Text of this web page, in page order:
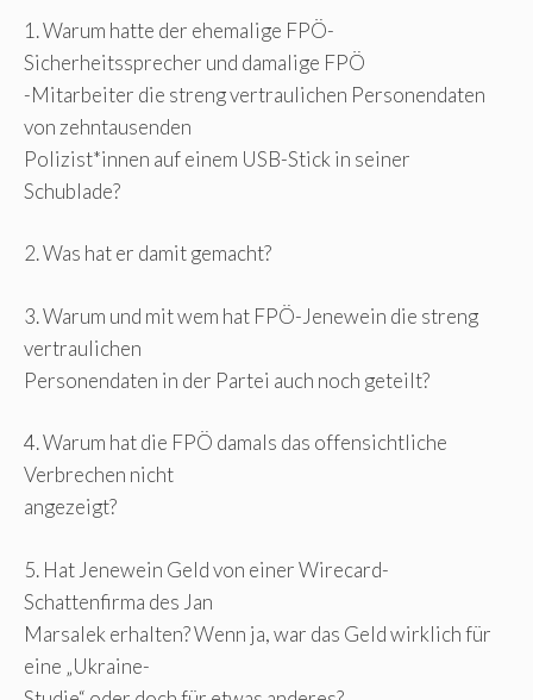
1. Warum hatte der ehemalige FPÖ-
Sicherheitssprecher und damalige FPÖ
-Mitarbeiter die streng vertraulichen Personendaten
von zehntausenden
Polizist*innen auf einem USB-Stick in seiner
Schublade?
2. Was hat er damit gemacht?
3. Warum und mit wem hat FPÖ-Jenewein die streng
vertraulichen
Personendaten in der Partei auch noch geteilt?
4. Warum hat die FPÖ damals das offensichtliche
Verbrechen nicht
angezeigt?
5. Hat Jenewein Geld von einer Wirecard-
Schattenfirma des Jan
Marsalek erhalten? Wenn ja, war das Geld wirklich für
eine „Ukraine-